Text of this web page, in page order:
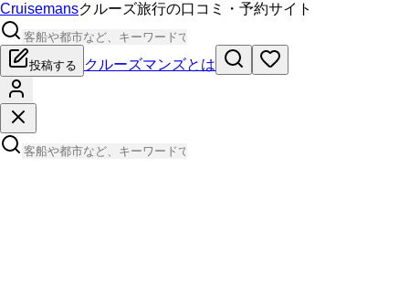
Cruisemansクルーズ旅行の口コミ・予約サイト
投稿する クルーズマンズとは